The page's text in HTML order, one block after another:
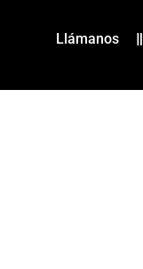
Llámanos